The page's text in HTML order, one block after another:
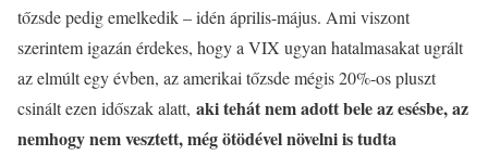
tőzsde pedig emelkedik – idén április-május. Ami viszont
szerintem igazán érdekes, hogy a VIX ugyan hatalmasakat ugrált
az elmúlt egy évben, az amerikai tőzsde mégis 20%-os pluszt
csinált ezen időszak alatt, aki tehát nem adott bele az esésbe, az
nemhogy nem vesztett, még ötödével növelni is tudta